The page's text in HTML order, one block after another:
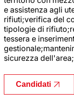
e assistenza agli
rifiuti;verifica del
tipologie di
tessera e
sicurezza dell'area;
Candidati